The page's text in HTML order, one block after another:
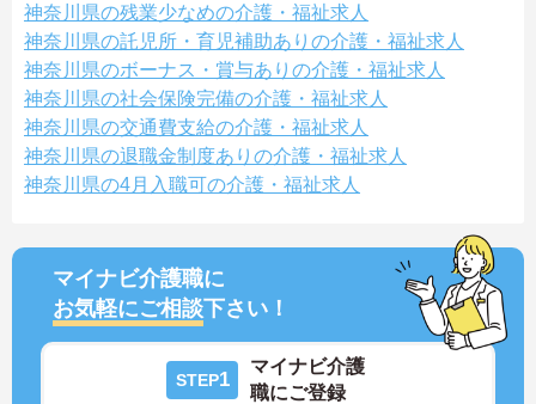
神奈川県の残業少なめの介護・福祉求人
神奈川県の託児所・育児補助ありの介護・福祉求人
神奈川県のボーナス・賞与ありの介護・福祉求人
神奈川県の社会保険完備の介護・福祉求人
神奈川県の交通費支給の介護・福祉求人
神奈川県の退職金制度ありの介護・福祉求人
神奈川県の4月入職可の介護・福祉求人
マイナビ介護職に
お気軽にご相談下さい！
STEP1
マイナビ介護
職にご登録